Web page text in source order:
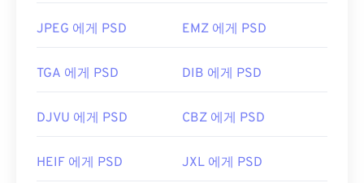
최초 출시:1990년 2월 19일
https://www.lifewire.com/psd-file-2622194
JPEG 에게 PSD EMZ 에게 PSD
TGA 에게 PSD DIB 에게 PSD
DJVU 에게 PSD CBZ 에게 PSD
HEIF 에게 PSD JXL 에게 PSD